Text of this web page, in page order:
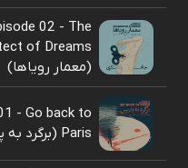
02 - The
of Dreams
(معمار رویاها)
- Go back to
Paris (برگرد به پاریس)